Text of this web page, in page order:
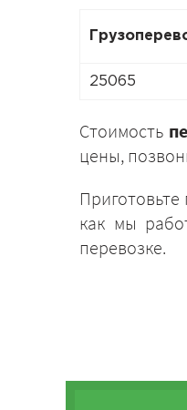
25065
Стоимость
цены,
как мы
перевозке.